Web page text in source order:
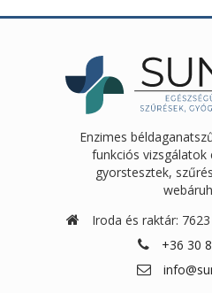
Enzimes
funkciós vizsgálatok
gyorstesztek,
Iroda és raktár:
+36 30